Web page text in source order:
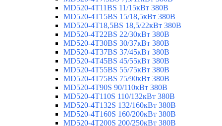
MD520-4T11BS 11/15кВт 380В
MD520-4T15BS 15/18,5кВт 380В
MD520-4T18,5BS 18,5/22кВт 380В
MD520-4T22BS 22/30кВт 380В
MD520-4T30BS 30/37кВт 380В
MD520-4T37BS 37/45кВт 380В
MD520-4T45BS 45/55кВт 380В
MD520-4T55BS 55/75кВт 380В
MD520-4T75BS 75/90кВт 380В
MD520-4T90S 90/110кВт 380В
MD520-4T110S 110/132кВт 380В
MD520-4T132S 132/160кВт 380В
MD520-4T160S 160/200кВт 380В
MD520-4T200S 200/250кВт 380В